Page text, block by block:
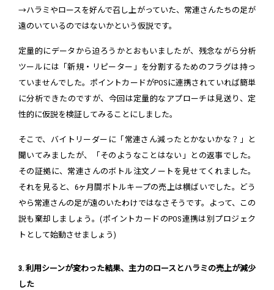
→ハラミやロースを好んで召し上がっていた、常連さんたちの足が
遠のいているのではないかという仮説です。
定量的にデータから迫ろうかとおもいましたが、残念ながら分析
ツールには「新規・リピーター」を分割するためのフラグは持っ
ていませんでした。ポイントカードがPOSに連携されていれば簡単
に分析できたのですが、今回は定量的なアプローチは見送り、定
性的に仮説を検証してみることにしました。
そこで、バイトリーダーに「常連さん減ったとかないかな？」と
聞いてみましたが、「そのようなことはない」との返事でした。
その証拠に、常連さんのボトル注文ノートを見せてくれました。
それを見ると、6ヶ月間ボトルキープの売上は横ばいでした。どう
やら常連さんの足が遠のいたわけではなさそうです。よって、この
説も棄却しましょう。(ポイントカードのPOS連携は別プロジェク
トとして始動させましょう)
3. 利用シーンが変わった結果、主力のロースとハラミの売上が減少
した